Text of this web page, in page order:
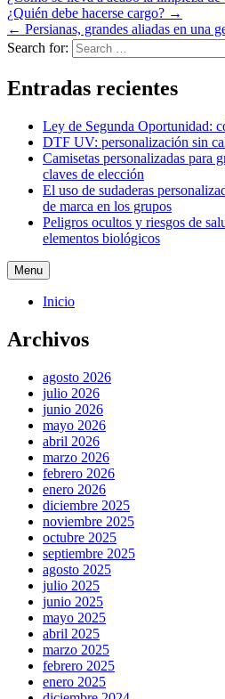
¿Quién debe hacerse cargo? →
← Persianas, grandes aliadas en una
Search for:
Entradas recientes
Ley de Segunda Oportunidad:
DTF UV: personalización sin
Camisetas personalizadas para
claves de elección
El uso de sudaderas
de marca en los grupos
Peligros ocultos y riesgos de
elementos biológicos
Menu
Inicio
Archivos
agosto 2026
julio 2026
junio 2026
mayo 2026
abril 2026
marzo 2026
febrero 2026
enero 2026
diciembre 2025
noviembre 2025
octubre 2025
septiembre 2025
agosto 2025
julio 2025
junio 2025
mayo 2025
abril 2025
marzo 2025
febrero 2025
enero 2025